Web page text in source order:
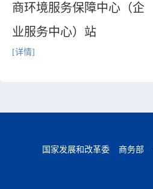
商环境服务保障中心（企
业服务中心）站
[详情]
国家发展和改革委 商务部